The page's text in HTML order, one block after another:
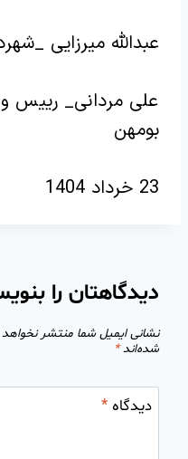
عبدالله میرزایی
علی مردانی_ رییس
بومهن
23 خرداد 1404
دیدگاهتان را
نشانی ایمیل شما منتشر
شده‌اند*
دیدگاه*